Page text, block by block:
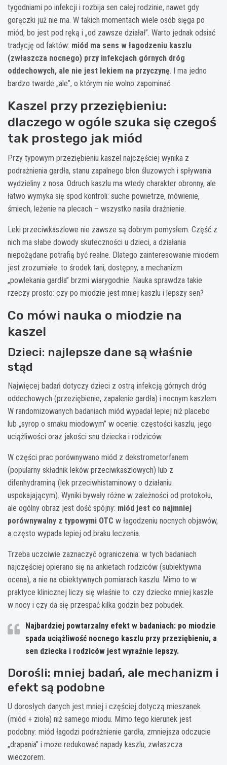
tygodniami po infekcji i rozbija sen całej rodzinie, nawet gdy
gorączki już nie ma. W takich momentach wiele osób sięga po
miód, bo jest pod ręką i „od zawsze działał”. Warto jednak odsiać
tradycję od faktów: miód ma sens w łagodzeniu kaszlu
(zwłaszcza nocnego) przy infekcjach górnych dróg
oddechowych, ale nie jest lekiem na przyczynę. I ma jedno
bardzo twarde „ale”, o którym nie wolno zapominać.
Kaszel przy przeziębieniu:
dlaczego w ogóle szuka się czegoś
tak prostego jak miód
Przy typowym przeziębieniu kaszel najczęściej wynika z
podrażnienia gardła, stanu zapalnego błon śluzowych i spływania
wydzieliny z nosa. Odruch kaszlu ma wtedy charakter obronny, ale
łatwo wymyka się spod kontroli: suche powietrze, mówienie,
śmiech, leżenie na plecach – wszystko nasila drażnienie.
Leki przeciwkaszlowe nie zawsze są dobrym pomysłem. Część z
nich ma słabe dowody skuteczności u dzieci, a działania
niepożądane potrafią być realne. Dlatego zainteresowanie miodem
jest zrozumiałe: to środek tani, dostępny, a mechanizm
„powlekania gardła” brzmi wiarygodnie. Nauka sprawdza takie
rzeczy prosto: czy po miodzie jest mniej kaszlu i lepszy sen?
Co mówi nauka o miodzie na
kaszel
Dzieci: najlepsze dane są właśnie
stąd
Najwięcej badań dotyczy dzieci z ostrą infekcją górnych dróg
oddechowych (przeziębienie, zapalenie gardła) i nocnym kaszlem.
W randomizowanych badaniach miód wypadał lepiej niż placebo
lub „syrop o smaku miodowym” w ocenie: częstości kaszlu, jego
uciążliwości oraz jakości snu dziecka i rodziców.
W części prac porównywano miód z dekstrometorfanem
(popularny składnik leków przeciwkaszlowych) lub z
difenhydraminą (lek przeciwhistaminowy o działaniu
uspokajającym). Wyniki bywały różne w zależności od protokołu,
ale ogólny obraz jest dość spójny: miód jest co najmniej
porównywalny z typowymi OTC w łagodzeniu nocnych objawów,
a często wypada lepiej od braku leczenia.
Trzeba uczciwie zaznaczyć ograniczenia: w tych badaniach
najczęściej opierano się na ankietach rodziców (subiektywna
ocena), a nie na obiektywnych pomiarach kaszlu. Mimo to w
praktyce klinicznej liczy się właśnie to: czy dziecko mniej kaszle
w nocy i czy da się przespać kilka godzin bez pobudek.
Najbardziej powtarzalny efekt w badaniach: po miodzie
spada uciążliwość nocnego kaszlu przy przeziębieniu, a
sen dziecka i rodziców jest wyraźnie lepszy.
Dorośli: mniej badań, ale mechanizm i
efekt są podobne
U dorosłych danych jest mniej i częściej dotyczą mieszanek
(miód + zioła) niż samego miodu. Mimo tego kierunek jest
podobny: miód łagodzi podrażnienie gardła, zmniejsza odczucie
„drapania” i może redukować napady kaszlu, zwłaszcza
wieczorem.